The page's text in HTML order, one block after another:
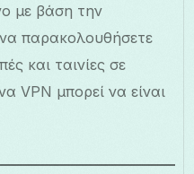
με βάση την
παρακολουθήσετε
και ταινίες σε
VPN μπορεί να είναι